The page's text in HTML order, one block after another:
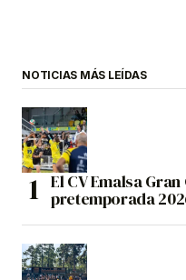
NOTICIAS MÁS LEÍDAS
El CV Emalsa
pretemporada